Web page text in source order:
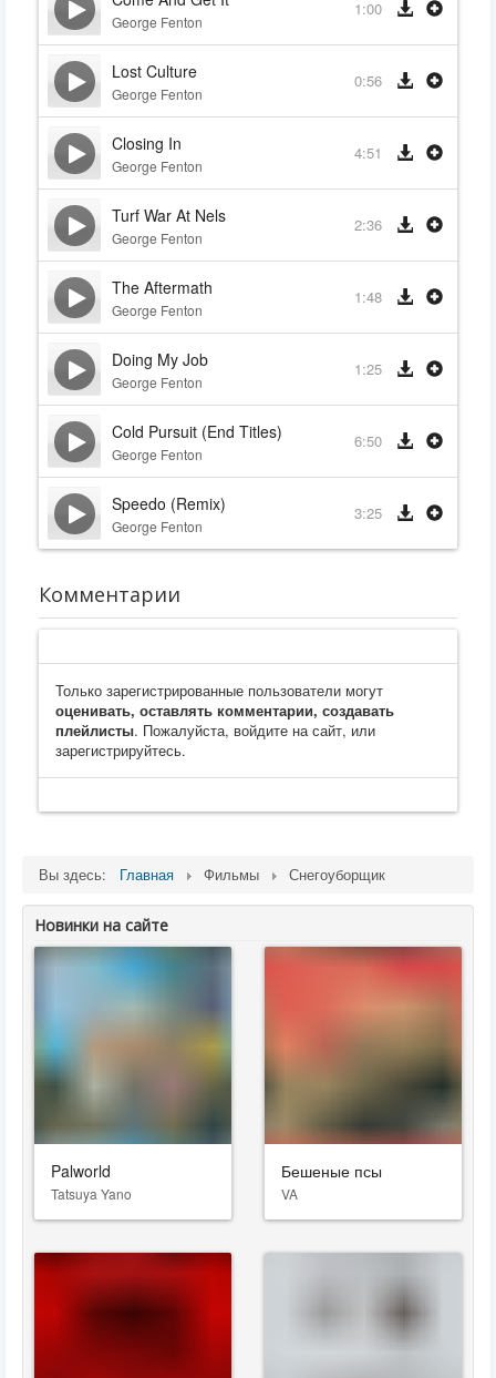
George Fenton
1:00
Lost Culture
George Fenton
0:56
Closing In
George Fenton
4:51
Turf War At Nels
George Fenton
2:36
The Aftermath
George Fenton
1:48
Doing My Job
George Fenton
1:25
Cold Pursuit (End Titles)
George Fenton
6:50
Speedo (Remix)
George Fenton
3:25
Комментарии
Только зарегистрированные пользователи могут
оценивать, оставлять комментарии, создавать
плейлисты. Пожалуйста, войдите на сайт, или
зарегистрируйтесь.
Вы здесь: Главная Фильмы Снегоуборщик
Новинки на сайте
Palworld
Tatsuya Yano
Бешеные псы
VA